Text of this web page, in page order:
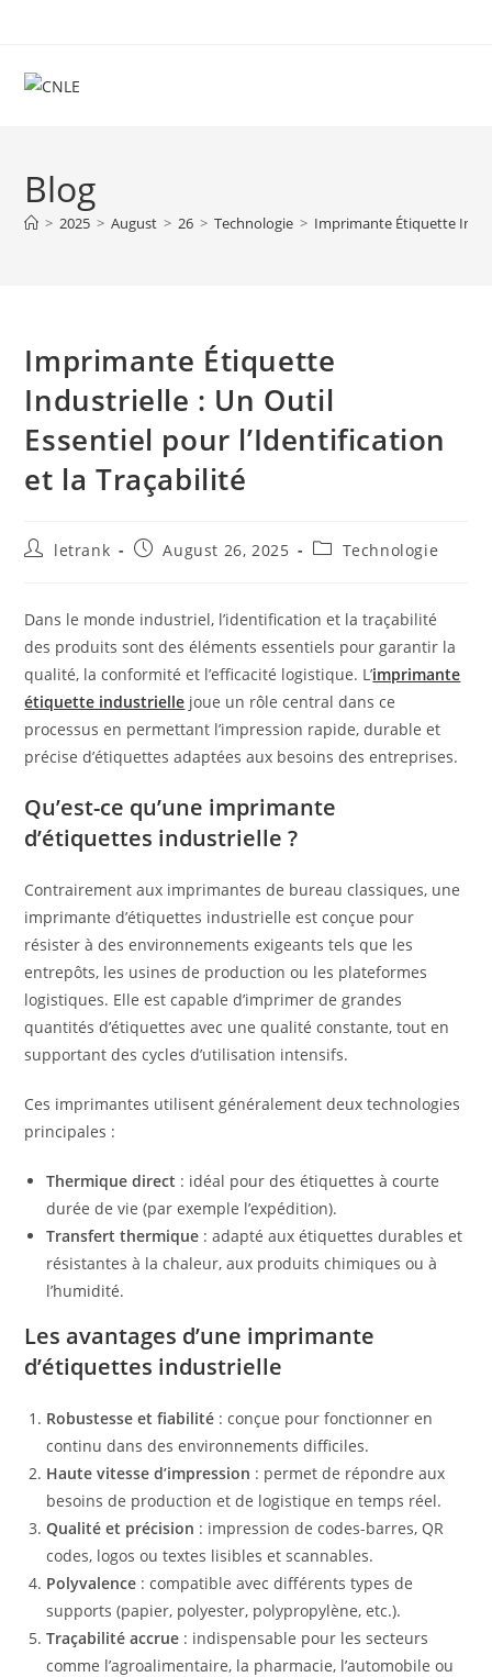
content
Blog
> 2025 > August > 26 > Technologie > Imprimante Étiquette
Imprimante Étiquette
Industrielle : Un Outil
Essentiel pour l’Identification
et la Traçabilité
Postletrank
PostAugust 26, 2025
PostTechnologie
Dans le monde industriel, l’identification et la traçabilité
des produits sont des éléments essentiels pour garantir la
qualité, la conformité et l’efficacité logistique. L’imprimante
étiquette industrielle joue un rôle central dans ce
processus en permettant l’impression rapide, durable et
précise d’étiquettes adaptées aux besoins des entreprises.
Qu’est-ce qu’une imprimante
d’étiquettes industrielle ?
Contrairement aux imprimantes de bureau classiques, une
imprimante d’étiquettes industrielle est conçue pour
résister à des environnements exigeants tels que les
entrepôts, les usines de production ou les plateformes
logistiques. Elle est capable d’imprimer de grandes
quantités d’étiquettes avec une qualité constante, tout en
supportant des cycles d’utilisation intensifs.
Ces imprimantes utilisent généralement deux technologies
principales :
Thermique direct : idéal pour des étiquettes à courte
durée de vie (par exemple l’expédition).
Transfert thermique : adapté aux étiquettes durables et
résistantes à la chaleur, aux produits chimiques ou à
l’humidité.
Les avantages d’une imprimante
d’étiquettes industrielle
Robustesse et fiabilité : conçue pour fonctionner en
continu dans des environnements difficiles.
Haute vitesse d’impression : permet de répondre aux
besoins de production et de logistique en temps réel.
Qualité et précision : impression de codes-barres, QR
codes, logos ou textes lisibles et scannables.
Polyvalence : compatible avec différents types de
supports (papier, polyester, polypropylène, etc.).
Traçabilité accrue : indispensable pour les secteurs
comme l’agroalimentaire, la pharmacie, l’automobile ou